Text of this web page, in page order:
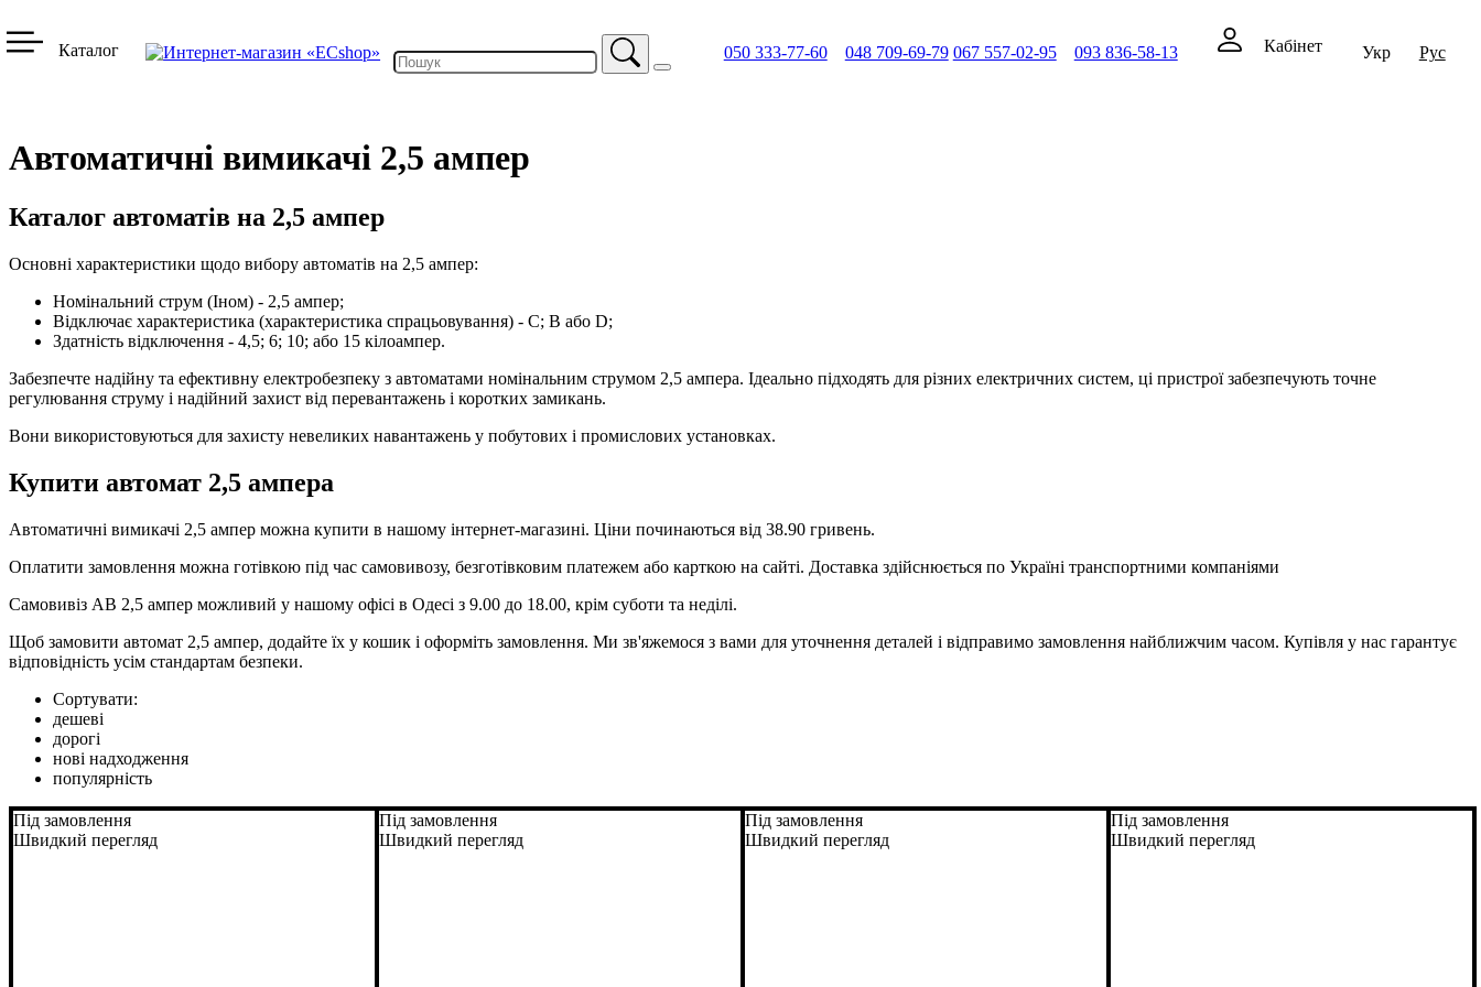
Автоматичні вимикачі 2,5 ампер
Каталог автоматів на 2,5 ампер
Основні характеристики щодо вибору автоматів на 2,5 ампер:
Номінальний струм (Iном) - 2,5 ампер;
Відключає характеристика (характеристика спрацьовування) - C; B або D;
Здатність відключення - 4,5; 6; 10; або 15 кілоампер.
Забезпечте надійну та ефективну електробезпеку з автоматами номінальним струмом 2,5 ампера. Ідеально підходять для різних електричних систем, ці пристрої забезпечують точне
регулювання струму і надійний захист від перевантажень і коротких замикань.
Вони використовуються для захисту невеликих навантажень у побутових і промислових установках.
Купити автомат 2,5 ампера
Автоматичні вимикачі 2,5 ампер можна купити в нашому інтернет-магазині. Ціни починаються від 38.90 гривень.
Оплатити замовлення можна готівкою під час самовивозу, безготівковим платежем або карткою на сайті. Доставка здійснюється по Україні транспортними компаніями
Самовивіз АВ 2,5 ампер можливий у нашому офісі в Одесі з 9.00 до 18.00, крім суботи та неділі.
Щоб замовити автомат 2,5 ампер, додайте їх у кошик і оформіть замовлення. Ми зв'яжемося з вами для уточнення деталей і відправимо замовлення найближчим часом. Купівля у нас гарантує
відповідність усім стандартам безпеки.
Сортувати:
дешеві
дорогі
нові надходження
популярність
Під замовлення
Швидкий перегляд
Під замовлення
Швидкий перегляд
Під замовлення
Швидкий перегляд
Під замовлення
Швидкий перегляд
Каталог 050 333-77-60 048 709-69-79 067 557-02-95 093 836-58-13 Кабінет Укр Рус